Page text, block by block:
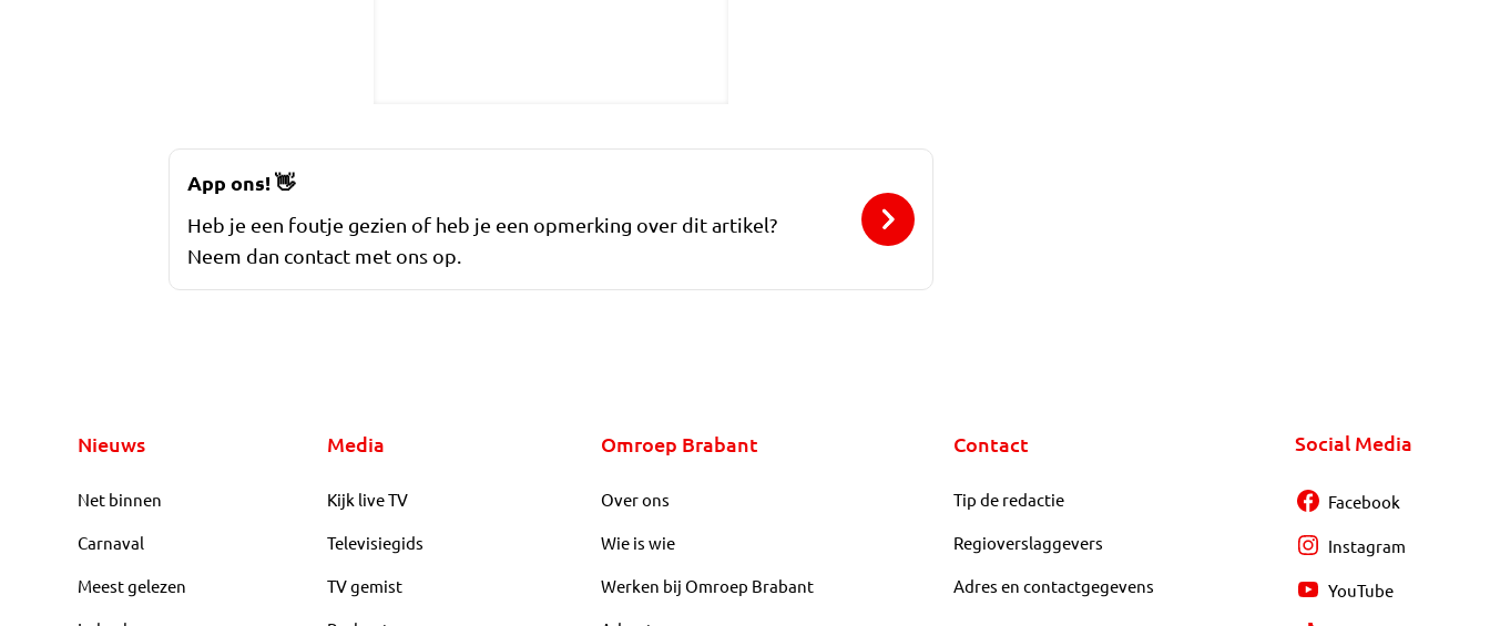
App ons!👋
Heb je een foutje gezien of heb je een opmerking over dit artikel?
Neem dan contact met ons op.
Nieuws
Net binnen
Carnaval
Meest gelezen
Media
Kijk live TV
Televisiegids
TV gemist
Omroep Brabant
Over ons
Wie is wie
Werken bij Omroep Brabant
Contact
Tip de redactie
Regioverslaggevers
Adres en contactgegevens
Social Media
Facebook
Instagram
YouTube